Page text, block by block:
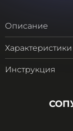
Описание
Характеристики
Инструкция